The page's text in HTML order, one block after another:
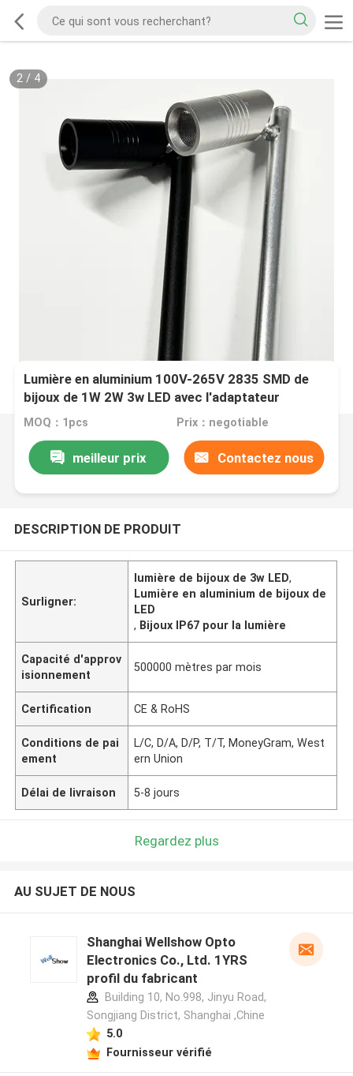
2/ 4
Lumière en aluminium 100V-265V 2835 SMD de
bijoux de 1W 2W 3w LED avec l'adaptateur
MOQ：1pcs Prix：negotiable
meilleur prix Contactez nous
DESCRIPTION DE PRODUIT
Surligner:
lumière de bijoux de 3w LED,
Lumière en aluminium de bijoux de
LED
, Bijoux IP67 pour la lumière
Capacité d'approv
isionnement
500000 mètres par mois
Certification CE & RoHS
Conditions de pai
ement
L/C, D/A, D/P, T/T, MoneyGram, West
ern Union
Délai de livraison 5-8 jours
Regardez plus
AU SUJET DE NOUS
Shanghai Wellshow Opto
Electronics Co., Ltd. 1YRS
profil du fabricant
Building 10, No.998, Jinyu Road,
Songjiang District, Shanghai ,Chine
5.0
Fournisseur vérifié